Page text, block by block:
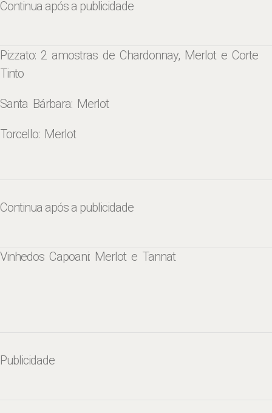
Continua após a publicidade
Pizzato: 2 amostras de Chardonnay, Merlot e Corte
Tinto
Santa Bárbara: Merlot
Torcello: Merlot
Continua após a publicidade
Vinhedos Capoani: Merlot e Tannat
Publicidade